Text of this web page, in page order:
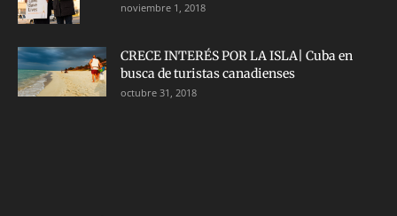
noviembre 1, 2018
CRECE INTERÉS POR LA ISLA| Cuba en
busca de turistas canadienses
octubre 31, 2018